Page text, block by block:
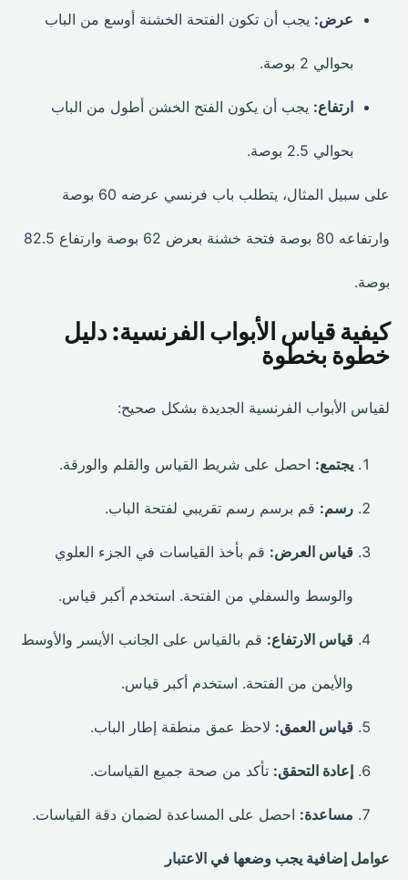
عرض: يجب أن تكون الفتحة الخشنة أوسع من الباب
بحوالي 2 بوصة.
ارتفاع:يجب أن يكون الفتح الخشن أطول من الباب
بحوالي 2.5 بوصة.
على سبيل المثال، يتطلب باب فرنسي عرضه 60 بوصة
وارتفاعه 80 بوصة فتحة خشنة بعرض 62 بوصة وارتفاع 82.5
بوصة.
كيفية قياس الأبواب الفرنسية: دليل
خطوة بخطوة
لقياس الأبواب الفرنسية الجديدة بشكل صحيح:
يجتمع:احصل على شريط القياس والقلم والورقة.
رسم:قم برسم رسم تقريبي لفتحة الباب.
قياس العرض: قم بأخذ القياسات في الجزء العلوي
والوسط والسفلي من الفتحة. استخدم أكبر قياس.
قياس الارتفاع:قم بالقياس على الجانب الأيسر والأوسط
والأيمن من الفتحة. استخدم أكبر قياس.
قياس العمق:لاحظ عمق منطقة إطار الباب.
إعادة التحقق:تأكد من صحة جميع القياسات.
مساعدة:احصل على المساعدة لضمان دقة القياسات.
عوامل إضافية يجب وضعها في الاعتبار